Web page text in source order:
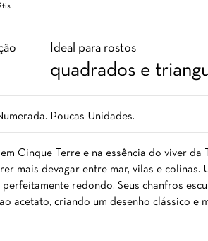
Ideal para rostos
quadrados e
Poucas Unidades.
Cinque Terre e na essência do viver da
mais devagar entre mar, vilas e colinas.
redondo. Seus chanfros
acetato, criando um desenho clássico e